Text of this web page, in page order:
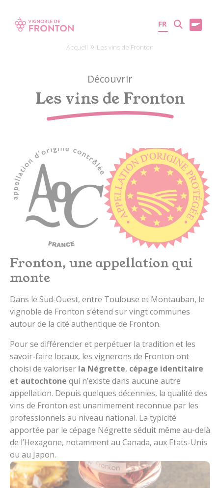
Accueil » Les vins de Fronton
Les vins de Fronton
Découvrir
Fronton, une appellation qui
monte
Dans le Sud-Ouest, entre Toulouse et Montauban, le
vignoble de Fronton s’étend sur vingt communes
autour de la cité authentique de Fronton.
Pour se différencier et perpétuer la tradition et les
savoir-faire locaux, les vignerons de Fronton ont
choisi de valoriser la Négrette, cépage identitaire
et autochtone qui n’existe dans aucune autre
appellation. Depuis quelques décennies, la qualité des
vins de Fronton est unanimement reconnue par les
professionnels au niveau national. La typicité
apportée par le cépage Négrette séduit même au-delà
de l’Hexagone, notamment au Canada, aux Etats-Unis
ou au Japon.